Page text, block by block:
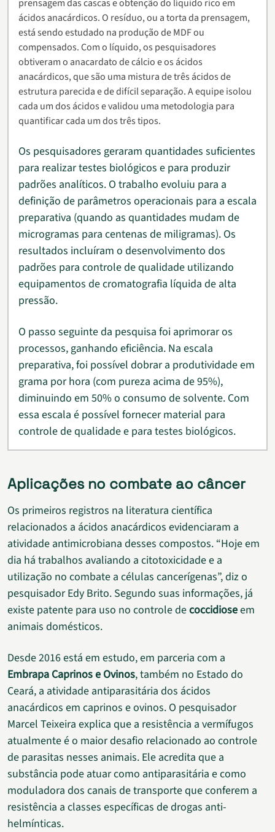
prensagem das cascas e obtenção do líquido rico em
ácidos anacárdicos. O resíduo, ou a torta da prensagem,
está sendo estudado na produção de MDF ou
compensados. Com o líquido, os pesquisadores
obtiveram o anacardato de cálcio e os ácidos
anacárdicos, que são uma mistura de três ácidos de
estrutura parecida e de difícil separação. A equipe isolou
cada um dos ácidos e validou uma metodologia para
quantificar cada um dos três tipos.
Os pesquisadores geraram quantidades suficientes
para realizar testes biológicos e para produzir
padrões analíticos. O trabalho evoluiu para a
definição de parâmetros operacionais para a escala
preparativa (quando as quantidades mudam de
microgramas para centenas de miligramas). Os
resultados incluíram o desenvolvimento dos
padrões para controle de qualidade utilizando
equipamentos de cromatografia líquida de alta
pressão.
O passo seguinte da pesquisa foi aprimorar os
processos, ganhando eficiência. Na escala
preparativa, foi possível dobrar a produtividade em
grama por hora (com pureza acima de 95%),
diminuindo em 50% o consumo de solvente. Com
essa escala é possível fornecer material para
controle de qualidade e para testes biológicos.
Aplicações no combate ao câncer
Os primeiros registros na literatura científica
relacionados a ácidos anacárdicos evidenciaram a
atividade antimicrobiana desses compostos. “Hoje em
dia há trabalhos avaliando a citotoxicidade e a
utilização no combate a células cancerígenas”, diz o
pesquisador Edy Brito. Segundo suas informações, já
existe patente para uso no controle decoccidioseem
animais domésticos.
Desde 2016 está em estudo, em parceria com a
Embrapa Caprinos e Ovinos, também no Estado do
Ceará, a atividade antiparasitária dos ácidos
anacárdicos em caprinos e ovinos. O pesquisador
Marcel Teixeira explica que a resistência a vermífugos
atualmente é o maior desafio relacionado ao controle
de parasitas nesses animais. Ele acredita que a
substância pode atuar como antiparasitária e como
moduladora dos canais de transporte que conferem a
resistência a classes específicas de drogas anti-
helmínticas.